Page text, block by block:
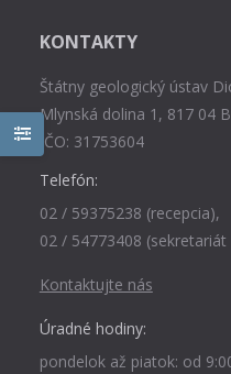
KONTAKTY
Štátny geologický ústav
Mlynská dolina 1, 817 04
IČO: 31753604
Telefón:
02 / 59375238 (recepcia),
02 / 54773408 (sekretariát
Kontaktujte nás
Úradné hodiny:
pondelok až piatok: od